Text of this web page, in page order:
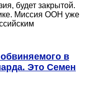
будет закрытой.
Миссия ООН уже
в
Это Семен